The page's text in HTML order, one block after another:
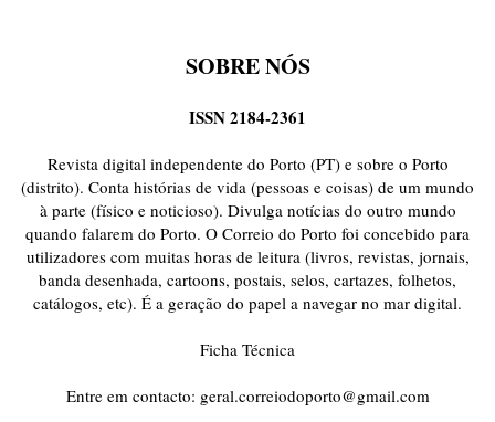
SOBRE NÓS
ISSN 2184-2361
Revista digital independente do Porto (PT) e sobre o Porto
(distrito). Conta histórias de vida (pessoas e coisas) de um mundo
à parte (físico e noticioso). Divulga notícias do outro mundo
quando falarem do Porto. O Correio do Porto foi concebido para
utilizadores com muitas horas de leitura (livros, revistas, jornais,
banda desenhada, cartoons, postais, selos, cartazes, folhetos,
catálogos, etc). É a geração do papel a navegar no mar digital.
Ficha Técnica
Entre em contacto: geral.correiodoporto@gmail.com